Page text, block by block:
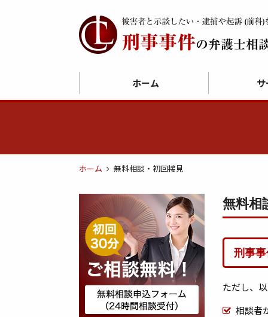
ホーム
ホーム 無料相談・初回接見
無料相
刑事
ただし、
相談者